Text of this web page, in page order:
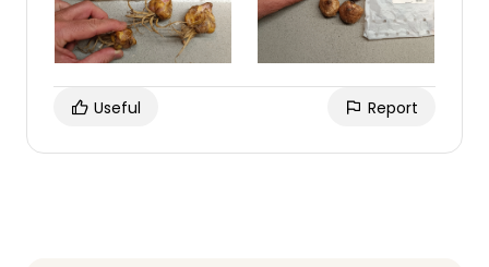
Useful Report